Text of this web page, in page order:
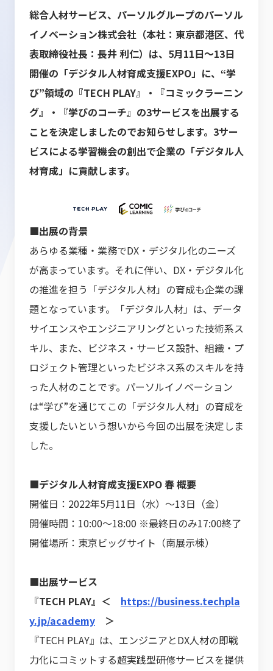
総合人材サービス、パーソルグループのパーソル
イノベーション株式会社（本社：東京都港区、代
表取締役社長：長井 利仁）は、5月11日～13日
開催の「デジタル人材育成支援EXPO」に、“学
び”領域の『TECH PLAY』・『コミックラーニン
グ』・『学びのコーチ』の3サービスを出展する
ことを決定しましたのでお知らせします。3サー
ビスによる学習機会の創出で企業の「デジタル人
材育成」に貢献します。
■出展の背景
あらゆる業種・業務でDX・デジタル化のニーズ
が高まっています。それに伴い、DX・デジタル化
の推進を担う「デジタル人材」の育成も企業の課
題となっています。「デジタル人材」は、データ
サイエンスやエンジニアリングといった技術系ス
キル、また、ビジネス・サービス設計、組織・プ
ロジェクト管理といったビジネス系のスキルを持
った人材のことです。パーソルイノベーション
は“学び”を通じてこの「デジタル人材」の育成を
支援したいという想いから今回の出展を決定しま
した。
■デジタル人材育成支援EXPO 春 概要
開催日：2022年5月11日（水）～13日（金）
開催時間：10:00～18:00 ※最終日のみ17:00終了
開催場所：東京ビッグサイト（南展示棟）
■出展サービス
『TECH PLAY』＜ https://business.techpla
y.jp/academy ＞
『TECH PLAY』は、エンジニアとDX人材の即戦
力化にコミットする超実践型研修サービスを提供